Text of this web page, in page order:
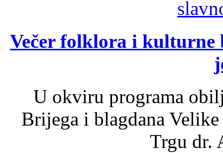
Večer folklora i kulturne
U okviru programa
Brijega i blagdana
Trgu dr.